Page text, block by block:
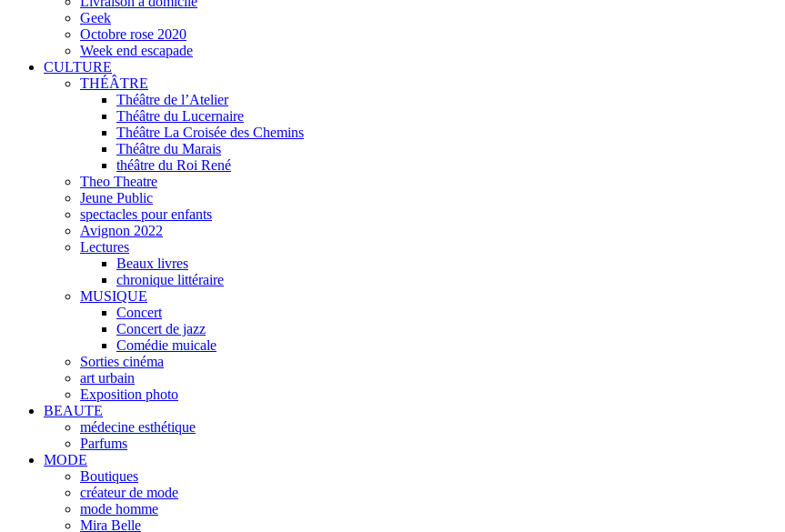
Geek
Octobre rose 2020
Week end escapade
CULTURE
THÉÂTRE
Théâtre de l’Atelier
Théâtre du Lucernaire
Théâtre La Croisée des Chemins
Théâtre du Marais
théâtre du Roi René
Theo Theatre
Jeune Public
spectacles pour enfants
Avignon 2022
Lectures
Beaux livres
chronique littéraire
MUSIQUE
Concert
Concert de jazz
Comédie muicale
Sorties cinéma
art urbain
Exposition photo
BEAUTE
médecine esthétique
Parfums
MODE
Boutiques
créateur de mode
mode homme
Mira Belle